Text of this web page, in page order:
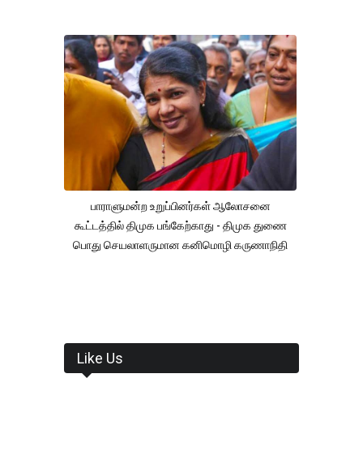
பாராளுமன்ற உறுப்பினர்கள் ஆலோசனை
கூட்டத்தில் திமுக பங்கேற்காது - திமுக துணை
பொது செயலாளருமான கனிமொழி கருணாநிதி
Like Us